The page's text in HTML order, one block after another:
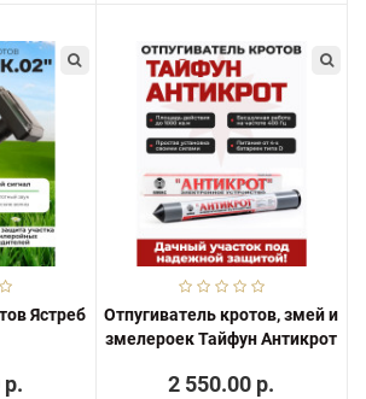
Ястреб
Отпугиватель кротов, змей и
змелероек Тайфун Антикрот
2 550.00 р.